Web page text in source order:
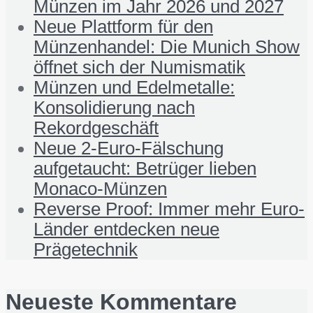
Münzen im Jahr 2026 und 2027
Neue Plattform für den
Münzenhandel: Die Munich Show
öffnet sich der Numismatik
Münzen und Edelmetalle:
Konsolidierung nach
Rekordgeschäft
Neue 2-Euro-Fälschung
aufgetaucht: Betrüger lieben
Monaco-Münzen
Reverse Proof: Immer mehr Euro-
Länder entdecken neue
Prägetechnik
Neueste Kommentare